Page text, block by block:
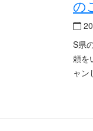
の
S県
頼を
ャ